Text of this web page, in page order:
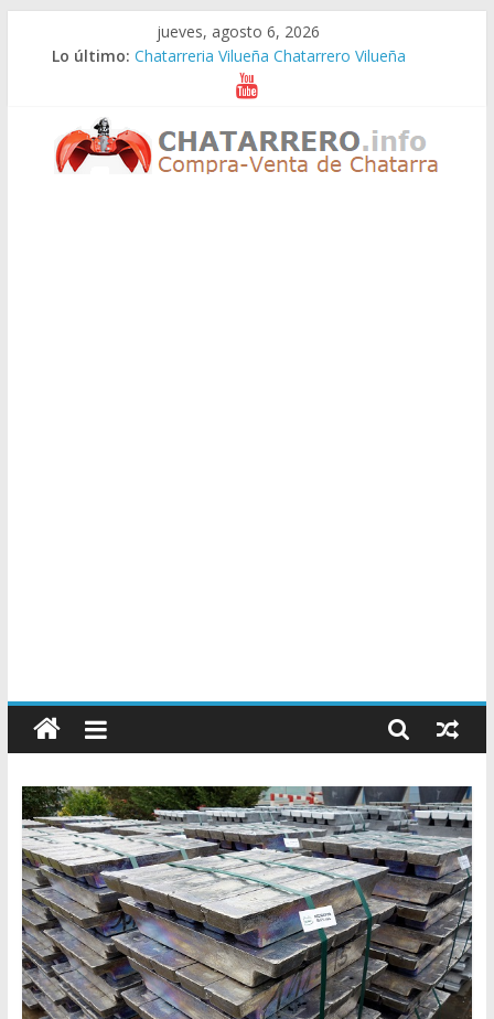
jueves, agosto 6, 2026
Lo último: Chatarreria Vilueña Chatarrero Vilueña
Chatarreria Zuera Chatarrero Zuera
Chatarreria Zaragoza Chatarrero Zaragoza
Chatarreria Zaida Chatarrero Zaida
Chatarreria Vistabella Chatarrero Vistabella
Chatarreros
–
Precio
de
Chatarra
Directorio